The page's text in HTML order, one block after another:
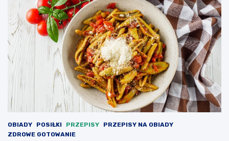
OBIADY POSIŁKI PRZEPISY
PRZEPISY NA OBIADY
ZDROWE GOTOWANIE